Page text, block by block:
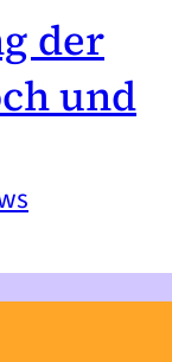
der
und